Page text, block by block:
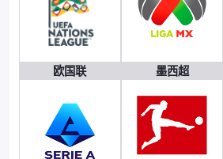
欧国联 墨西超